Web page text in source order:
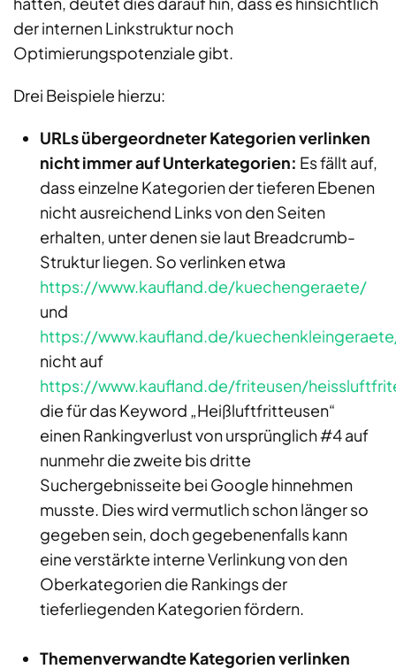
der internen Linkstruktur noch
Optimierungspotenziale gibt.
Drei Beispiele hierzu:
URLs übergeordneter Kategorien verlinken
nicht immer auf Unterkategorien: Es fällt auf,
dass einzelne Kategorien der tieferen Ebenen
nicht ausreichend Links von den Seiten
erhalten, unter denen sie laut Breadcrumb-
Struktur liegen. So verlinken etwa
https://www.kaufland.de/kuechengeraete/
und
https://www.kaufland.de/
nicht auf
https://www.kaufland.de/friteusen/
die für das Keyword „Heißluftfritteusen“
einen Rankingverlust von ursprünglich #4 auf
nunmehr die zweite bis dritte
Suchergebnisseite bei Google hinnehmen
musste. Dies wird vermutlich schon länger so
gegeben sein, doch gegebenenfalls kann
eine verstärkte interne Verlinkung von den
Oberkategorien die Rankings der
tieferliegenden Kategorien fördern.
Themenverwandte Kategorien verlinken